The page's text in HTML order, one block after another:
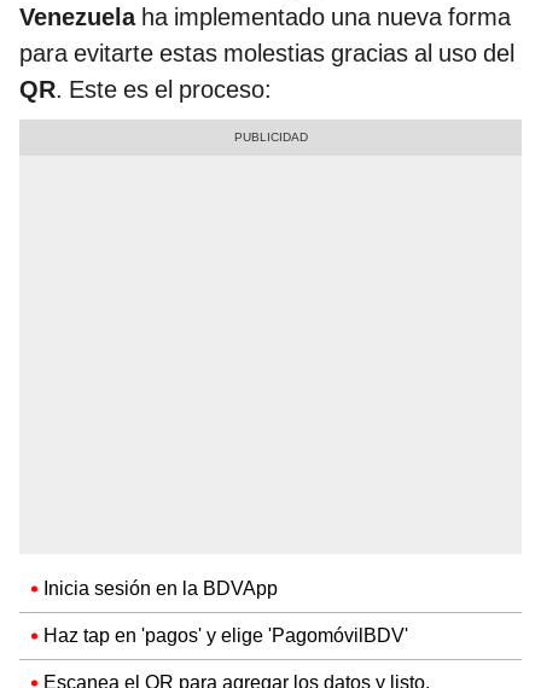
Venezuela ha implementado una nueva forma
para evitarte estas molestias gracias al uso del
QR. Este es el proceso:
Inicia sesión en la BDVApp
Haz tap en 'pagos' y elige 'PagomóvilBDV'
Escanea el QR para agregar los datos y listo.